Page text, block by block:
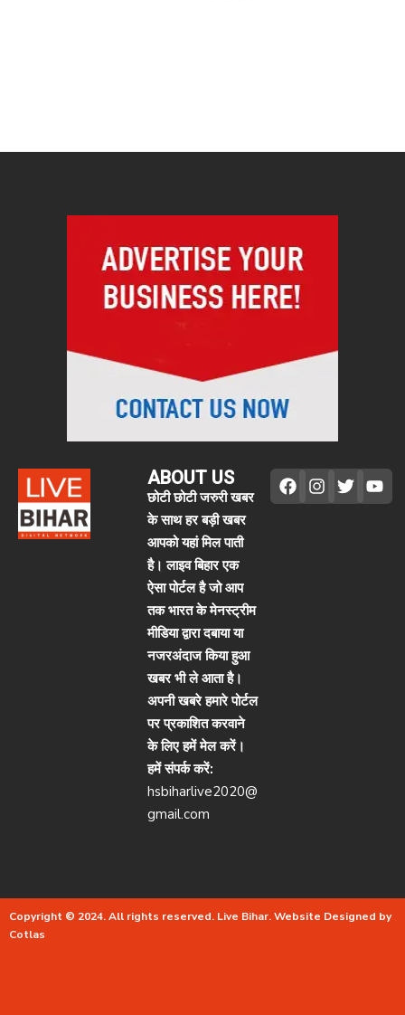
ABOUT US
छोटी छोटी जरुरी खबर
के साथ हर बड़ी खबर
आपको यहां मिल पाती
है। लाइव बिहार एक
ऐसा पोर्टल है जो आप
तक भारत के मेनस्ट्रीम
मीडिया द्वारा दबाया या
नजरअंदाज किया हुआ
खबर भी ले आता है।
अपनी खबरे हमारे पोर्टल
पर प्रकाशित करवाने
के लिए हमें मेल करें।
हमें संपर्क करें:
hsbiharlive2020@
gmail.com
Copyright © 2024. All rights reserved. Live Bihar.Website Designed by
Cotlas